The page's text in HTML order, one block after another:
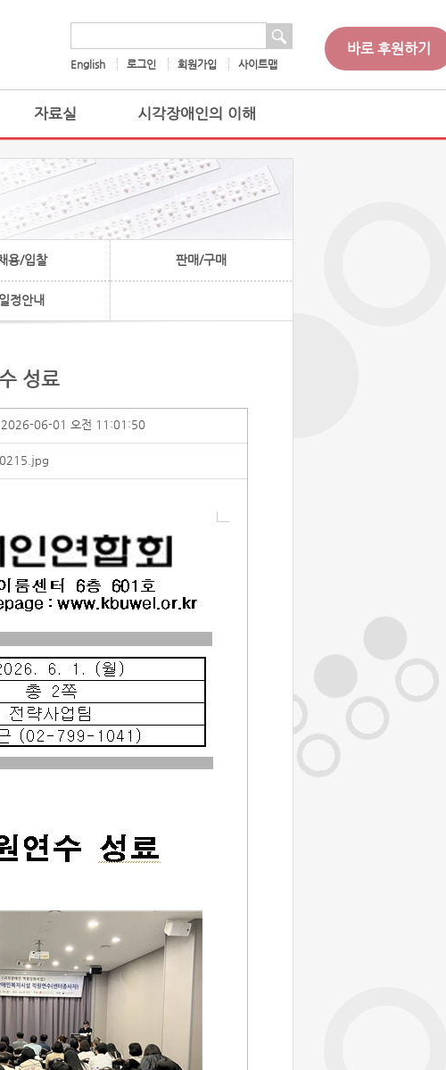
English 로그인 회원가입 사이트맵
바로 후원하기
자료실 시각장애인의 이해
용/입찰 판매/구매
일정안내
성료
2026-06-01 오전 11:01:50